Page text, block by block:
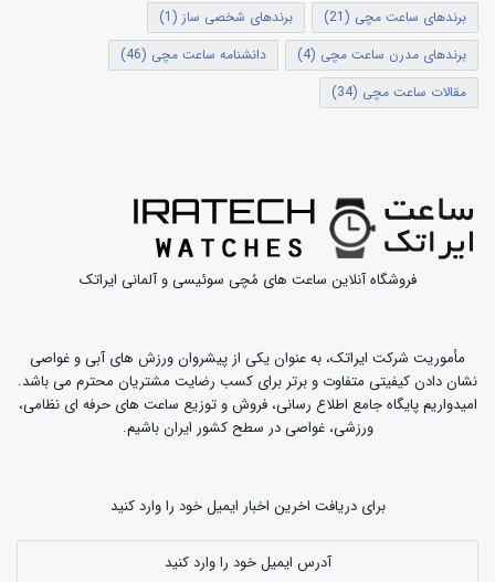
مجهز به فن آوری های مدرن ترکیب کاملی از هوش و استایل هستند.
موتور این ساعت ها کوارتز می باشد و در عین هوشمند بودن هم چنان
زیبایی شناسی کلاسیک را در هسته خود خواهند داشت.
این ساعت های بدون انقضا امکان اتصال به گوشی های موبایل هوشمند
را برای شما فراهم می آورند و می توانید از امکانات طراحی پیشرفته این
ساعت ها نهایت لذت را ببرید. می توانید دریافت تماس یا پیام ها را از
ارسال نقشه، موقعیت و یا درخواست پیام اضطراری کمک تنها با فشردن
یک دگمه امکان پذیر است.
برندهای ساعت مچی (21) برندهای شخصی ساز (1)
برندهای مدرن ساعت مچی (4) دانشنامه ساعت مچی (46)
مقالات ساعت مچی (34)
فروشگاه آنلاین ساعت های مُچی سوئیسی و آلمانی ایراتک
مأموریت شرکت ایراتک، به عنوان یکی از پیشروان ورزش های آبی و غواصی
نشان دادن کیفیتی متفاوت و برتر برای کسب رضایت مشتریان محترم می باشد.
امیدواریم پایگاه جامع اطلاع رسانی، فروش و توزیع ساعت های حرفه ای نظامی،
ورزشی، غواصی در سطح کشور ایران باشیم.
برای دریافت اخرین اخبار ایمیل خود را وارد کنید